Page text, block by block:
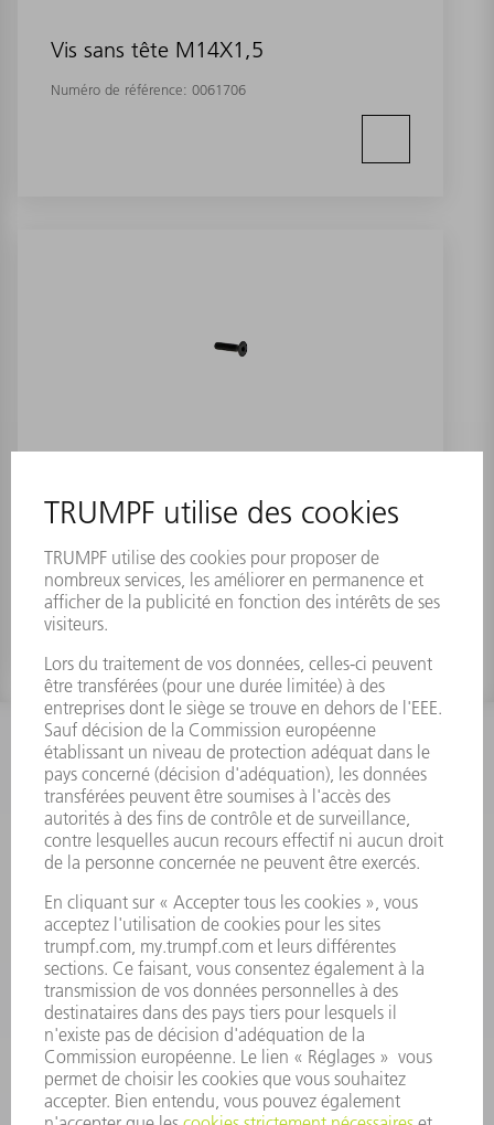
Vis sans tête M14X1,5
Numéro de référence: 0061706
Vis ISO10642-M4x16-ST-8.8
Numéro de référence:0042700
INFORMATION
Foire aux questions
Termes et conditions
CONTACT
01 48 17 37 73
Lun - Jeu 08:00h - 16:30h
Ven 08:00h - 12:30h
outillages@fr.TRUMPF.com
CONTACT
Pièces Détachées
01 48 17 37 57
Lun – Ven 8:30h - 17:30h
pieces.detachees@trumpf.com